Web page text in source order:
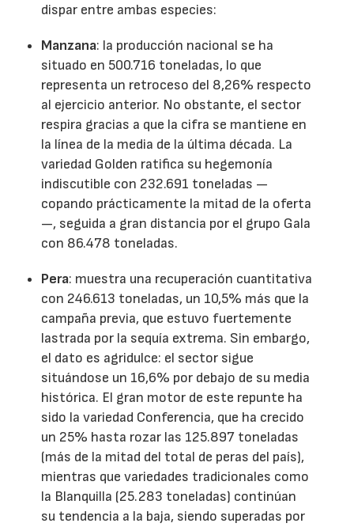
dispar entre ambas especies:
Manzana: la producción nacional se ha
situado en 500.716 toneladas, lo que
representa un retroceso del 8,26% respecto
al ejercicio anterior. No obstante, el sector
respira gracias a que la cifra se mantiene en
la línea de la media de la última década. La
variedad Golden ratifica su hegemonía
indiscutible con 232.691 toneladas —
copando prácticamente la mitad de la oferta
—, seguida a gran distancia por el grupo Gala
con 86.478 toneladas.
Pera: muestra una recuperación cuantitativa
con 246.613 toneladas, un 10,5% más que la
campaña previa, que estuvo fuertemente
lastrada por la sequía extrema. Sin embargo,
el dato es agridulce: el sector sigue
situándose un 16,6% por debajo de su media
histórica. El gran motor de este repunte ha
sido la variedad Conferencia, que ha crecido
un 25% hasta rozar las 125.897 toneladas
(más de la mitad del total de peras del país),
mientras que variedades tradicionales como
la Blanquilla (25.283 toneladas) continúan
su tendencia a la baja, siendo superadas por